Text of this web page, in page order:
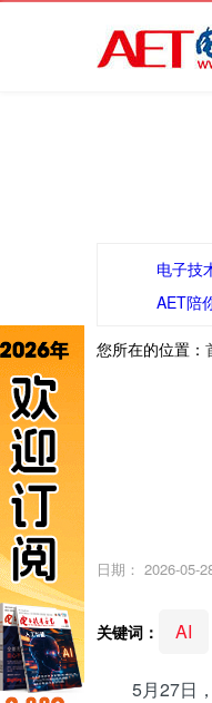
电子技
AET陪
您所在的位置：
日期： 2026-05-
关键词： AI
5月27日